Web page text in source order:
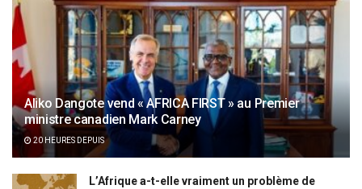
Aliko Dangote vend « AFRICA FIRST » au Premier
ministre canadien Mark Carney
20 HEURES DEPUIS
L’Afrique a-t-elle vraiment un problème de